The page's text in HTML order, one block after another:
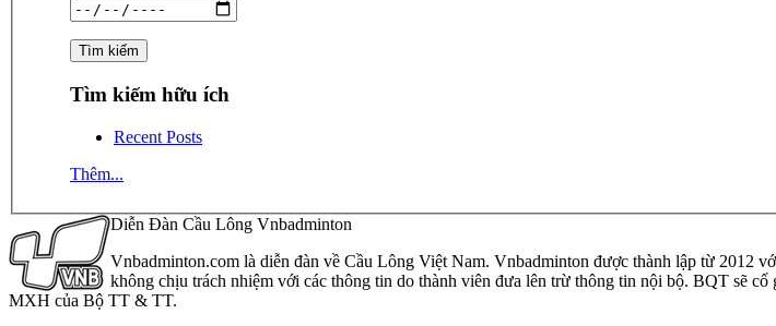
Tìm kiếm hữu ích
Recent Posts
Thêm...
Diễn Đàn Cầu Lông Vnbadminton
Vnbadminton.com là diễn đàn về Cầu Lông Việt Nam. Vnbadminton được thành lập từ 2012
không chịu trách nhiệm với các thông tin do thành viên đưa lên trừ thông tin nội bộ. BQT sẽ
MXH của Bộ TT & TT.